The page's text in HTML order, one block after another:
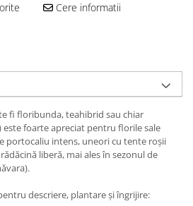
Cere informatii
fi floribunda, teahibrid sau chiar
este foarte apreciat pentru florile sale
portocaliu intens, uneori cu tente roșii
liberă, mai ales în sezonul de
descriere, plantare și îngrijire: